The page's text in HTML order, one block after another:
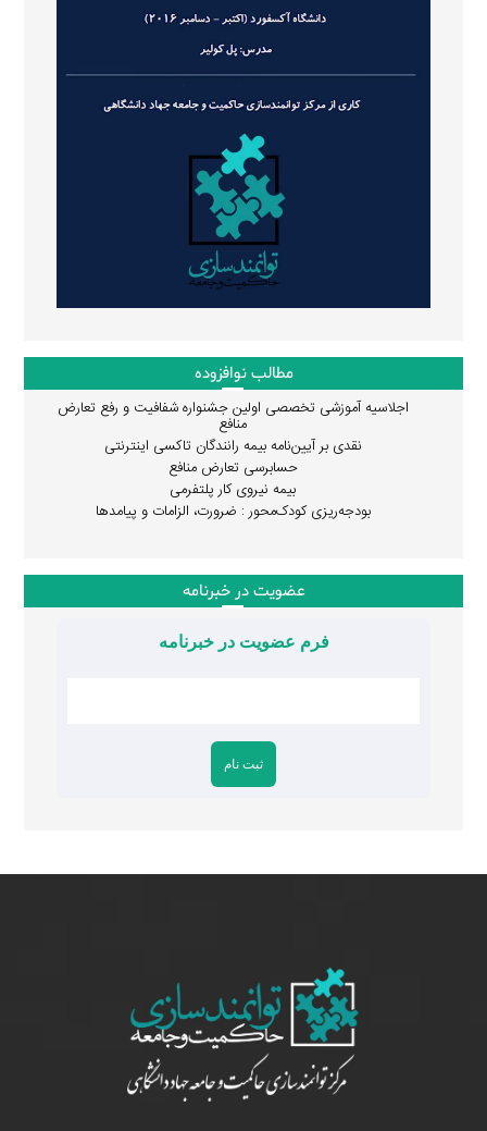
مطالب نوافزوده
اجلاسیه آموزشی تخصصی اولین جشنواره شفافیت و رفع تعارض
منافع
نقدی بر آیین‌نامه بیمه رانندگان تاکسی اینترنتی
حسابرسی تعارض منافع
بیمه نیروی کار پلتفرمی
بودجه‌ریزی کودک‌محور : ضرورت، الزامات و پیامدها
عضویت در خبرنامه
فرم عضویت در خبرنامه